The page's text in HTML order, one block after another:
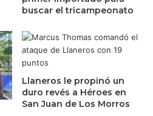
buscar el tricampeonato
Llaneros le propinó un
duro revés a Héroes en
San Juan de Los Morros